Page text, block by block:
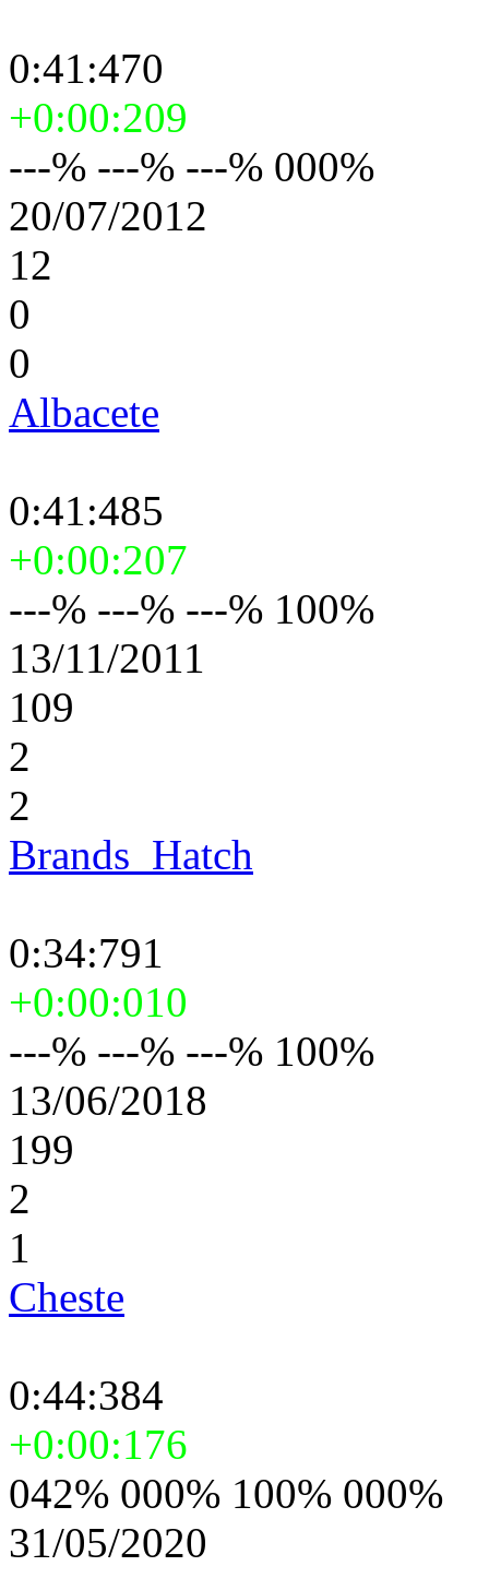
0:41:470
+0:00:209
---% ---% ---% 000%
20/07/2012
12
0
0
Albacete
0:41:485
+0:00:207
---% ---% ---% 100%
13/11/2011
109
2
2
Brands_Hatch
0:34:791
+0:00:010
---% ---% ---% 100%
13/06/2018
199
2
1
Cheste
0:44:384
+0:00:176
042% 000% 100% 000%
31/05/2020